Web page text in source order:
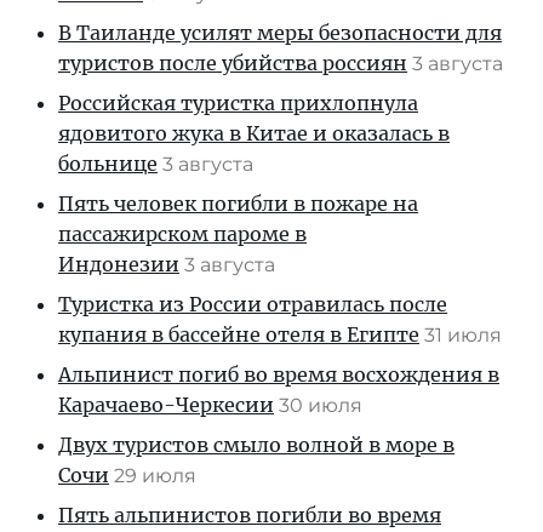
В Таиланде усилят меры безопасности для
туристов после убийства россиян 3 августа
Российская туристка прихлопнула
ядовитого жука в Китае и оказалась в
больнице 3 августа
Пять человек погибли в пожаре на
пассажирском пароме в
Индонезии 3 августа
Туристка из России отравилась после
купания в бассейне отеля в Египте 31 июля
Альпинист погиб во время восхождения в
Карачаево-Черкесии 30 июля
Двух туристов смыло волной в море в
Сочи 29 июля
Пять альпинистов погибли во время